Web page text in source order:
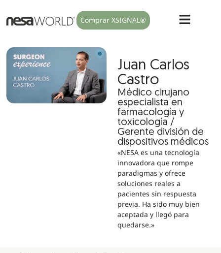
Comprar XSIGNAL®
Juan Carlos
Castro
Médico cirujano
especialista en
farmacología y
toxicología /
Gerente división de
dispositivos médicos
«NESA es una tecnología
innovadora que rompe
paradigmas y ofrece
soluciones reales a
pacientes sin respuesta
previa. Ha sido muy bien
aceptada y llegó para
quedarse.»